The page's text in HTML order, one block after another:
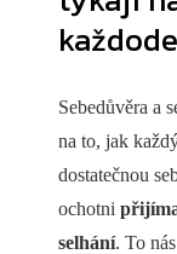
Sebedůvěra a
na to, jak
dostatečnou
ochotni
selhání. To